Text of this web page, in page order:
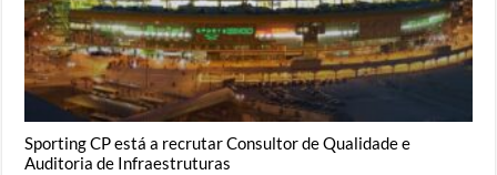
Sporting CP está a recrutar Consultor de Qualidade e
Auditoria de Infraestruturas